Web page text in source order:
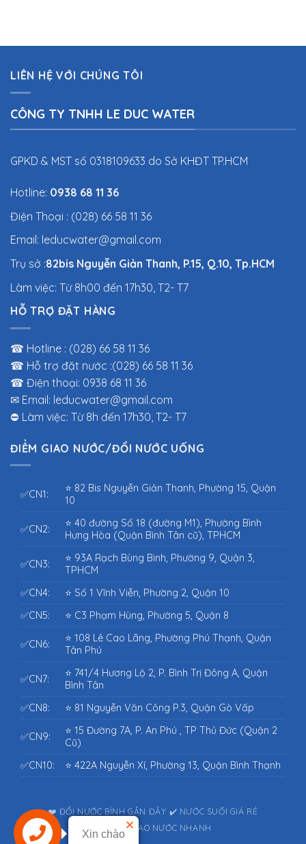
LIÊN HỆ VỚI CHÚNG TÔI
CÔNG TY TNHH LE DUC WATER
GPKD & MST số 0318109633 do Sở KHĐT TP.HCM
Hotline: 0938 68 11 36
Điện Thoại : (028) 66 58 11 36
Email: leducwater@gmail.com
Trụ sở :82bis Nguyễn Giản Thanh, P.15, Q.10, Tp.HCM
Làm việc: Từ 8h00 đến 17h30, T2- T7
HỖ TRỢ ĐẶT HÀNG
☎ Hotline : (028) 66 58 11 36
☎ Hỗ trợ đặt nước :(028) 66 58 11 36
☎ Điện thoại: 0938 68 11 36
✉ Email: leducwater@gmail.com
⛔ Làm việc: Từ 8h đến 17h30, T2- T7
ĐIỂM GIAO NƯỚC/ĐỔI NƯỚC UỐNG
✅CN1:
⭐ 82 Bis Nguyễn Giản Thanh, Phường 15, Quận
10
✅CN2:
⭐ 40 đường Số 18 (đường M1), Phường Bình
Hưng Hòa (Quận Bình Tân cũ), TPHCM
✅CN3:
⭐ 93A Rạch Bùng Binh, Phường 9, Quận 3,
TPHCM
✅CN4:
⭐ Số 1 Vĩnh Viễn, Phường 2, Quận 10
✅CN5:
⭐ C3 Phạm Hùng, Phường 5, Quận 8
✅CN6:
⭐ 108 Lê Cao Lãng, Phường Phú Thạnh, Quận
Tân Phú
✅CN7:
⭐ 741/4 Hương Lộ 2, P. Bình Trị Đông A, Quận
Bình Tân
✅CN8:
⭐ 81 Nguyễn Văn Công P.3, Quận Gò Vấp
✅CN9:
⭐ 15 Đường 7A, P. An Phú , TP Thủ Đức (Quận 2
Cũ)
✅CN10:
⭐ 422A Nguyễn Xí, Phường 13, Quận Bình Thạnh
❤️ ĐỔI NƯỚC BÌNH GẦN ĐÂY ✔️ NƯỚC SUỐI GIÁ RẺ
⭐⭐⭐⭐⭐ GIAO NƯỚC NHANH
Xin chào